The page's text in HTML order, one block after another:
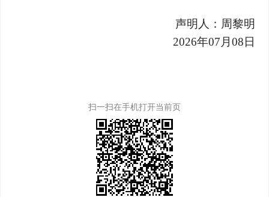
声明人：周黎明
2026年07月08日
扫一扫在手机打开当前页